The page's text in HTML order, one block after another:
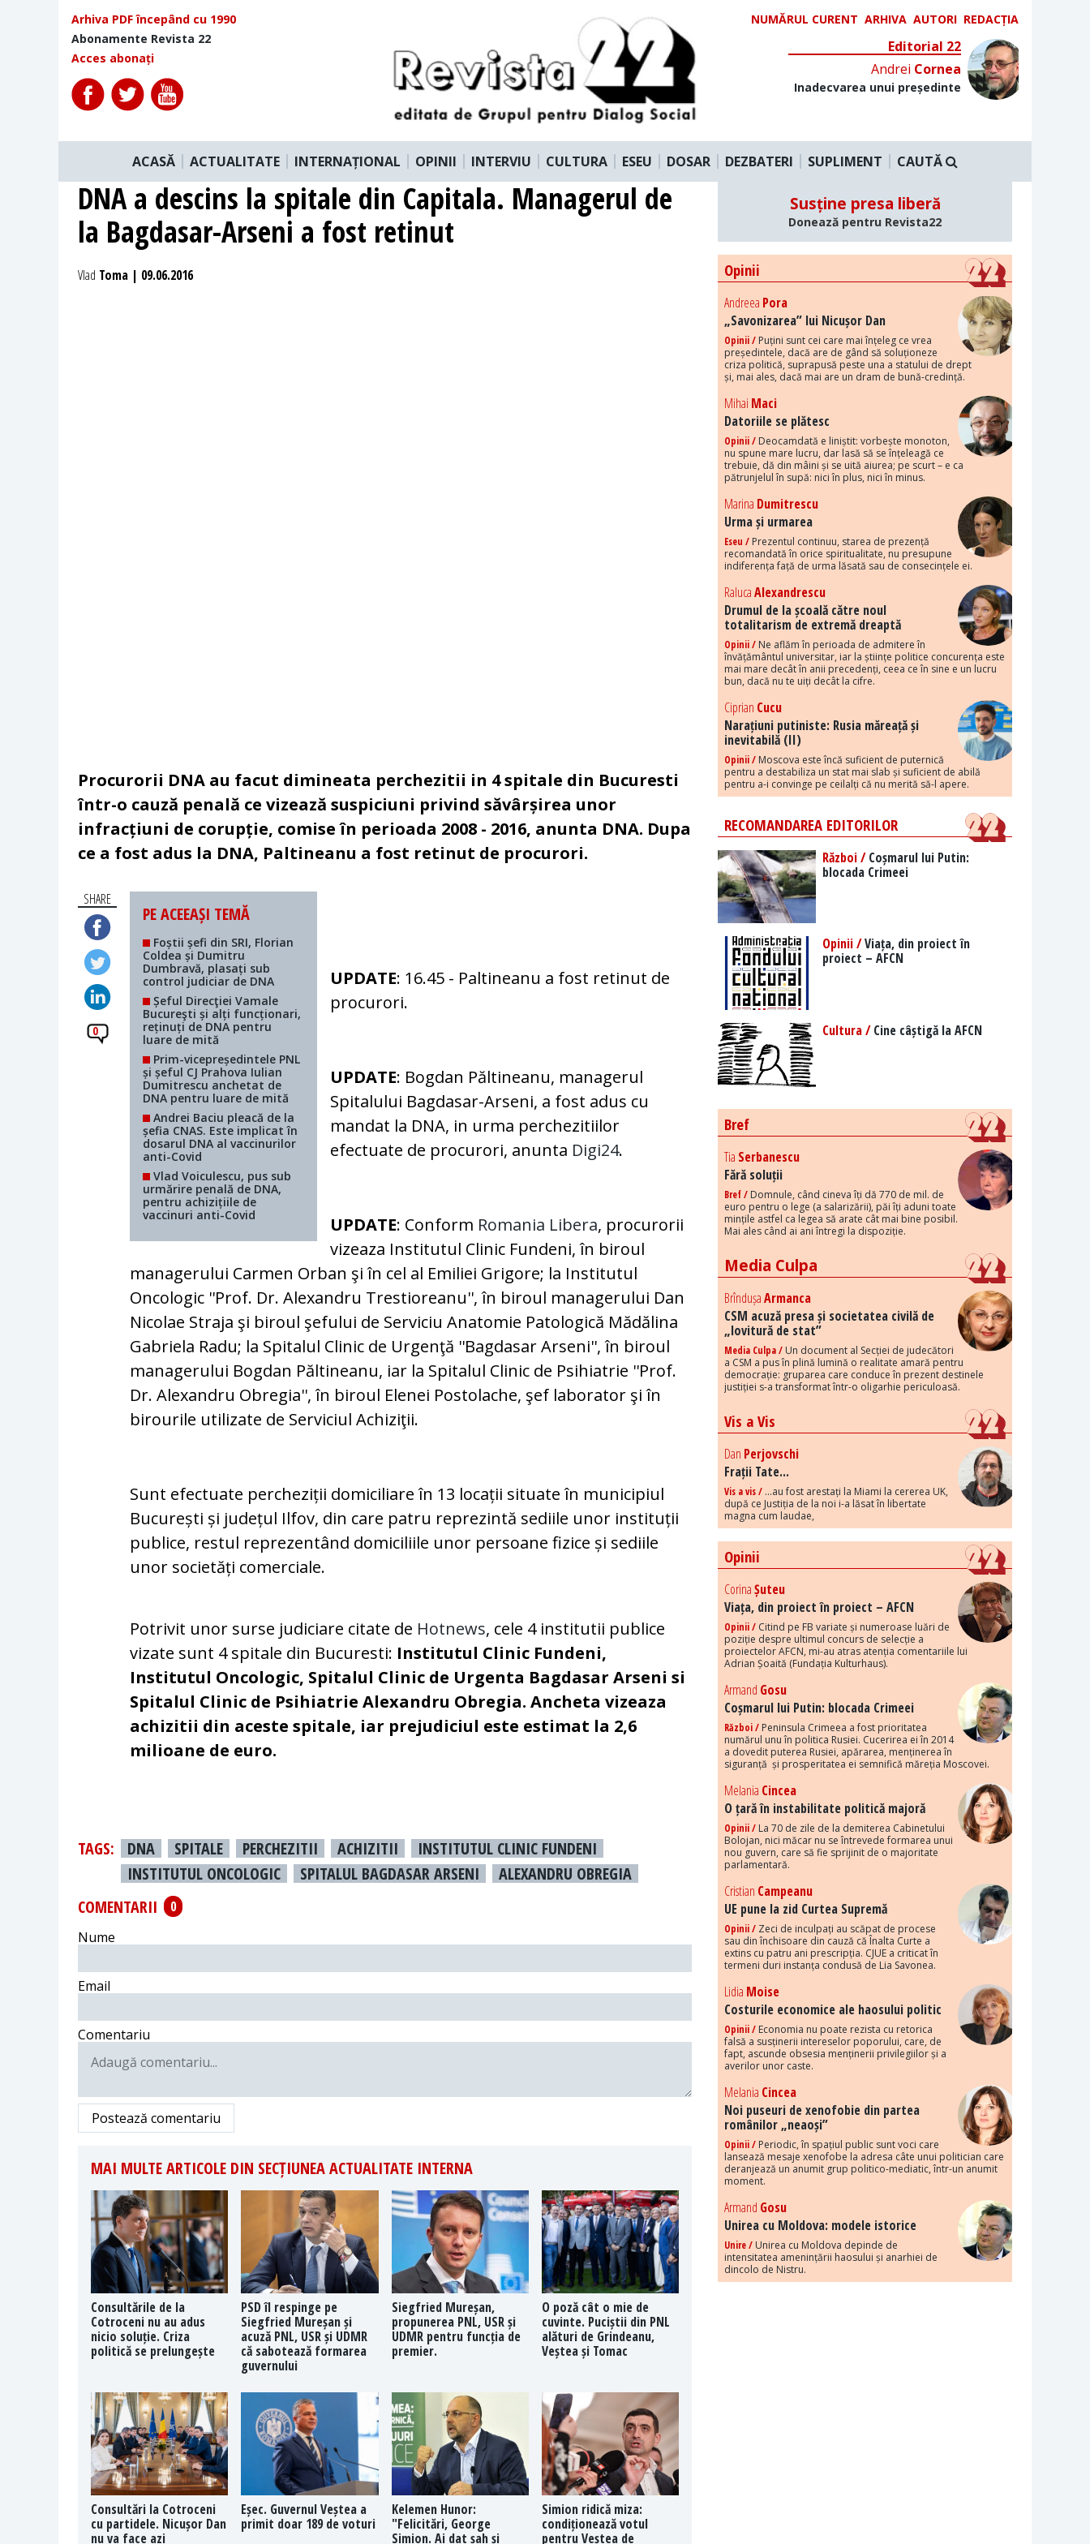
Arhiva PDF începând cu 1990
Abonamente Revista 22
Acces abonați
NUMĂRUL CURENT ARHIVA AUTORI REDACȚIA
Editorial 22
Andrei Cornea
Inadecvarea unui președinte
ACASĂ ACTUALITATE INTERNAȚIONAL OPINII INTERVIU CULTURA ESEU DOSAR DEZBATERI SUPLIMENT CAUTĂ
DNA a descins la spitale din Capitala. Managerul de
la Bagdasar-Arseni a fost retinut
Vlad Toma | 09.06.2016
Procurorii DNA au facut dimineata perchezitii in 4 spitale din Bucuresti
într-o cauză penală ce vizează suspiciuni privind săvârșirea unor
infracțiuni de corupție, comise în perioada 2008 - 2016, anunta DNA. Dupa
ce a fost adus la DNA, Paltineanu a fost retinut de procurori.
SHARE
0
PE ACEEAȘI TEMĂ
Foștii șefi din SRI, Florian
Coldea și Dumitru
Dumbravă, plasați sub
control judiciar de DNA
Șeful Direcţiei Vamale
Bucureşti și alți funcționari,
reținuți de DNA pentru
luare de mită
Prim-vicepreședintele PNL
și șeful CJ Prahova Iulian
Dumitrescu anchetat de
DNA pentru luare de mită
Andrei Baciu pleacă de la
șefia CNAS. Este implicat în
dosarul DNA al vaccinurilor
anti-Covid
Vlad Voiculescu, pus sub
urmărire penală de DNA,
pentru achizițiile de
vaccinuri anti-Covid
UPDATE: 16.45 - Paltineanu a fost retinut de
procurori.
UPDATE: Bogdan Păltineanu, managerul
Spitalului Bagdasar-Arseni, a fost adus cu
mandat la DNA, in urma perchezitiilor
efectuate de procurori, anunta Digi24.
UPDATE: Conform Romania Libera, procurorii
vizeaza Institutul Clinic Fundeni, în biroul
managerului Carmen Orban şi în cel al Emiliei Grigore; la Institutul
Oncologic ''Prof. Dr. Alexandru Trestioreanu'', în biroul managerului Dan
Nicolae Straja şi biroul şefului de Serviciu Anatomie Patologică Mădălina
Gabriela Radu; la Spitalul Clinic de Urgenţă ''Bagdasar Arseni'', în biroul
managerului Bogdan Păltineanu, iar la Spitalul Clinic de Psihiatrie ''Prof.
Dr. Alexandru Obregia'', în biroul Elenei Postolache, şef laborator şi în
birourile utilizate de Serviciul Achiziţii.
Sunt efectuate percheziții domiciliare în 13 locații situate în municipiul
București și județul Ilfov, din care patru reprezintă sediile unor instituții
publice, restul reprezentând domiciliile unor persoane fizice și sediile
unor societăți comerciale.
Potrivit unor surse judiciare citate de Hotnews, cele 4 institutii publice
vizate sunt 4 spitale din Bucuresti: Institutul Clinic Fundeni,
Institutul Oncologic, Spitalul Clinic de Urgenta Bagdasar Arseni si
Spitalul Clinic de Psihiatrie Alexandru Obregia. Ancheta vizeaza
achizitii din aceste spitale, iar prejudiciul este estimat la 2,6
milioane de euro.
TAGS: DNA SPITALE PERCHEZITII ACHIZITII
INSTITUTUL CLINIC FUNDENI
INSTITUTUL ONCOLOGIC
SPITALUL BAGDASAR ARSENI
ALEXANDRU OBREGIA
COMENTARII
0
Nume
Email
Comentariu
Postează comentariu
MAI MULTE ARTICOLE DIN SECȚIUNEA ACTUALITATE INTERNA
Consultările de la
Cotroceni nu au adus
nicio soluție. Criza
politică se prelungește
PSD îl respinge pe
Siegfried Mureșan și
acuză PNL, USR și UDMR
că sabotează formarea
guvernului
Siegfried Mureșan,
propunerea PNL, USR și
UDMR pentru funcția de
premier.
O poză cât o mie de
cuvinte. Puciștii din PNL
alături de Grindeanu,
Veștea și Tomac
Consultări la Cotroceni
cu partidele. Nicușor Dan
nu va face azi
Eșec. Guvernul Veștea a
primit doar 189 de voturi
Kelemen Hunor:
"Felicitări, George
Simion. Ai dat șah și
Simion ridică miza:
condiționează votul
pentru Veștea de
Susține presa liberă
Donează pentru Revista22
Opinii
Andreea Pora
„Savonizarea” lui Nicușor Dan
Opinii / Puțini sunt cei care mai înțeleg ce vrea
președintele, dacă are de gând să soluționeze
criza politică, suprapusă peste una a statului de drept
și, mai ales, dacă mai are un dram de bună-credință.
Mihai Maci
Datoriile se plătesc
Opinii / Deocamdată e liniștit: vorbește monoton,
nu spune mare lucru, dar lasă să se înțeleagă ce
trebuie, dă din mâini și se uită aiurea; pe scurt – e ca
pătrunjelul în supă: nici în plus, nici în minus.
Marina Dumitrescu
Urma și urmarea
Eseu / Prezentul continuu, starea de prezență
recomandată în orice spiritualitate, nu presupune
indiferența față de urma lăsată sau de consecințele ei.
RalucaAlexandrescu
Drumul de la școală către noul
totalitarism de extremă dreaptă
Opinii / Ne aflăm în perioada de admitere în
învățământul universitar, iar la științe politice concurența este
mai mare decât în anii precedenți, ceea ce în sine e un lucru
bun, dacă nu te uiți decât la cifre.
Ciprian Cucu
Narațiuni putiniste: Rusia măreață și
inevitabilă (II)
Opinii / Moscova este încă suficient de puternică
pentru a destabiliza un stat mai slab și suficient de abilă
pentru a-i convinge pe ceilalți că nu merită să-l apere.
RECOMANDAREA EDITORILOR
Război /Coșmarul lui Putin:
blocada Crimeei
Opinii /Viața, din proiect în
proiect – AFCN
Cultura /Cine câștigă la AFCN
Bref
Tia Serbanescu
Fără soluții
Bref / Domnule, când cineva îți dă 770 de mil. de
euro pentru o lege (a salarizării), păi îți aduni toate
mințile astfel ca legea să arate cât mai bine posibil.
Mai ales când ai ani întregi la dispoziție.
Media Culpa
BrîndușaArmanca
CSM acuză presa și societatea civilă de
„lovitură de stat”
Media Culpa / Un document al Secției de judecători
a CSM a pus în plină lumină o realitate amară pentru
democrație: gruparea care conduce în prezent destinele
justiției s-a transformat într-o oligarhie periculoasă.
Vis a Vis
Dan Perjovschi
Frații Tate...
Vis a vis / ...au fost arestați la Miami la cererea UK,
după ce Justiția de la noi i-a lăsat în libertate
magna cum laudae,
Opinii
CorinaȘuteu
Viața, din proiect în proiect – AFCN
Opinii / Citind pe FB variate și numeroase luări de
poziție despre ultimul concurs de selecție a
proiectelor AFCN, mi-au atras atenția comentariile lui
Adrian Șoaită (Fundația Kulturhaus).
Armand Gosu
Coșmarul lui Putin: blocada Crimeei
Război / Peninsula Crimeea a fost prioritatea
numărul unu în politica Rusiei. Cucerirea ei în 2014
a dovedit puterea Rusiei, apărarea, menținerea în
siguranță și prosperitatea ei semnifică măreția Moscovei.
Melania Cincea
O țară în instabilitate politică majoră
Opinii / La 70 de zile de la demiterea Cabinetului
Bolojan, nici măcar nu se întrevede formarea unui
nou guvern, care să fie sprijinit de o majoritate
parlamentară.
Cristian Campeanu
UE pune la zid Curtea Supremă
Opinii / Zeci de inculpați au scăpat de procese
sau din închisoare din cauză că Înalta Curte a
extins cu patru ani prescripția. CJUE a criticat în
termeni duri instanța condusă de Lia Savonea.
Lidia Moise
Costurile economice ale haosului politic
Opinii / Economia nu poate rezista cu retorica
falsă a susținerii intereselor poporului, care, de
fapt, ascunde obsesia menținerii privilegiilor și a
averilor unor caste.
Melania Cincea
Noi puseuri de xenofobie din partea
românilor „neaoși”
Opinii / Periodic, în spațiul public sunt voci care
lansează mesaje xenofobe la adresa câte unui politician care
deranjează un anumit grup politico-mediatic, într-un anumit
moment.
Armand Gosu
Unirea cu Moldova: modele istorice
Unire / Unirea cu Moldova depinde de
intensitatea amenințării haosului și anarhiei de
dincolo de Nistru.